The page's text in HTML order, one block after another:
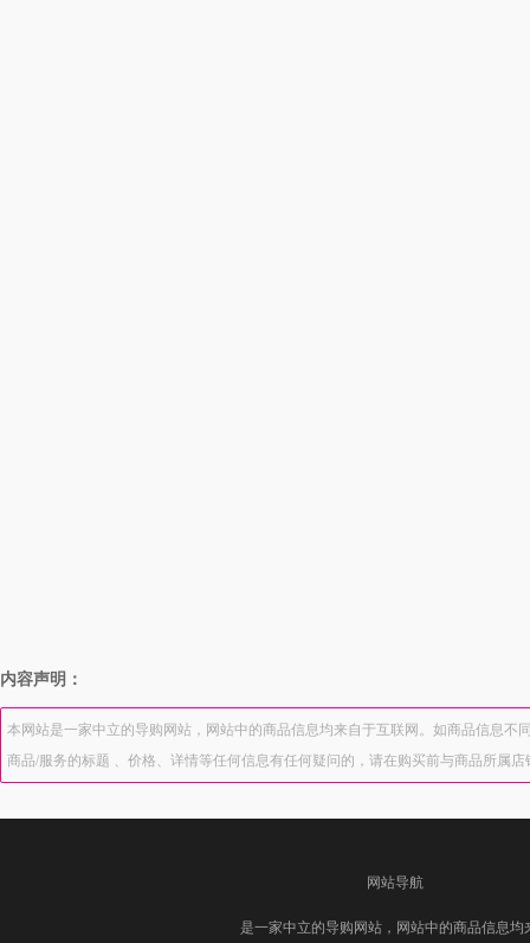
内容声明：
本网站是一家中立的导购网站，网站中的商品信息均来自于互联网。如商品信息
商品/服务的标题 、价格、详情等任何信息有任何疑问的，请在购买前与商品所属
网站导航
是一家中立的导购网站，网站中的商品信息